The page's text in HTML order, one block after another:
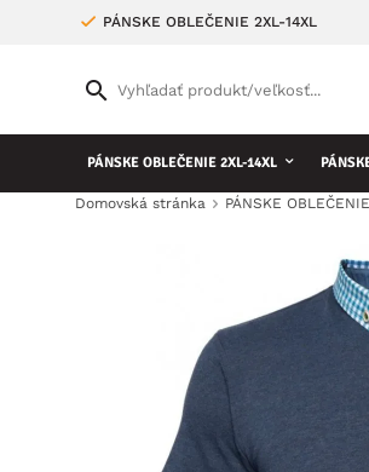
PÁNSKE OBLEČENIE 2XL-14XL
PÁNSKE OBLEČENIE 2XL-14XL
Domovská stránka PÁNSKE